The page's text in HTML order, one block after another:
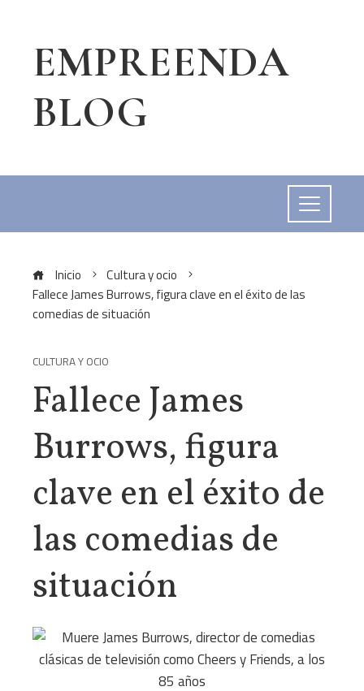
EMPREENDA
BLOG
Inicio
Cultura y ocio
Fallece James Burrows, figura clave en el éxito de las
comedias de situación
CULTURA Y OCIO
Fallece James
Burrows, figura
clave en el éxito de
las comedias de
situación